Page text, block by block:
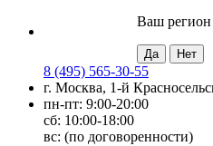
Ваш регион
8 (495) 565-30-55
г. Москва, 1-й
пн-пт: 9:00-20:00
сб: 10:00-18:00
вс: (по договоренности)